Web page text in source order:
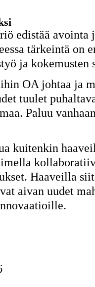
edistää
tärkeintä on
ja kokemusten
OA johtaa ja
tuulet
Paluu
kuitenkin
Haaveilla
aivan uudet